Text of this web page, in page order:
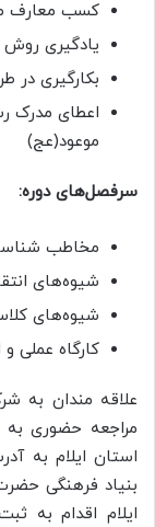
کسب معارف
یادگیری روش
بکارگیری در
اعطای مدرک
موعود(عج)
سرفصل‌های دوره:
مخاطب
شیوه‌های
شیوه‌های
کارگاه عملی
علاقه مندان به
مراجعه حضوری
استان ایلام به
بنیاد فرهنگی
ایلام اقدام به